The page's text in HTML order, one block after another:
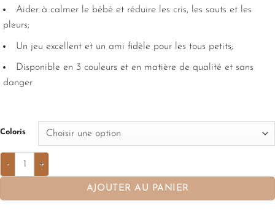
Aider à calmer le bébé et réduire les cris, les sauts et les
pleurs;
Un jeu excellent et un ami fidèle pour les tous petits;
Disponible en 3 couleurs et en matière de qualité et sans
danger
Coloris
AJOUTER AU PANIER